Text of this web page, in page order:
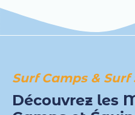
Surf Camps & Surf
Découvrez les